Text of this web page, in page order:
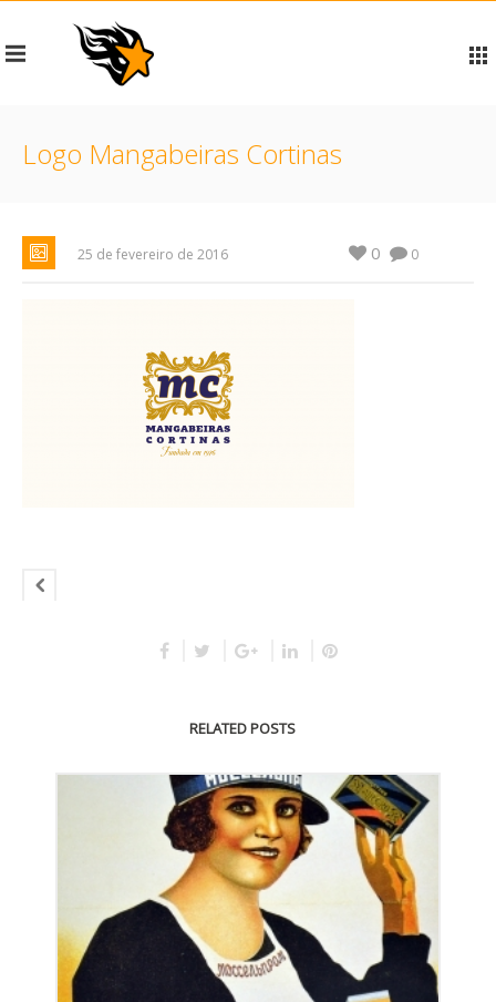
Logo Mangabeiras Cortinas
25 de fevereiro de 2016 0
0
RELATED POSTS